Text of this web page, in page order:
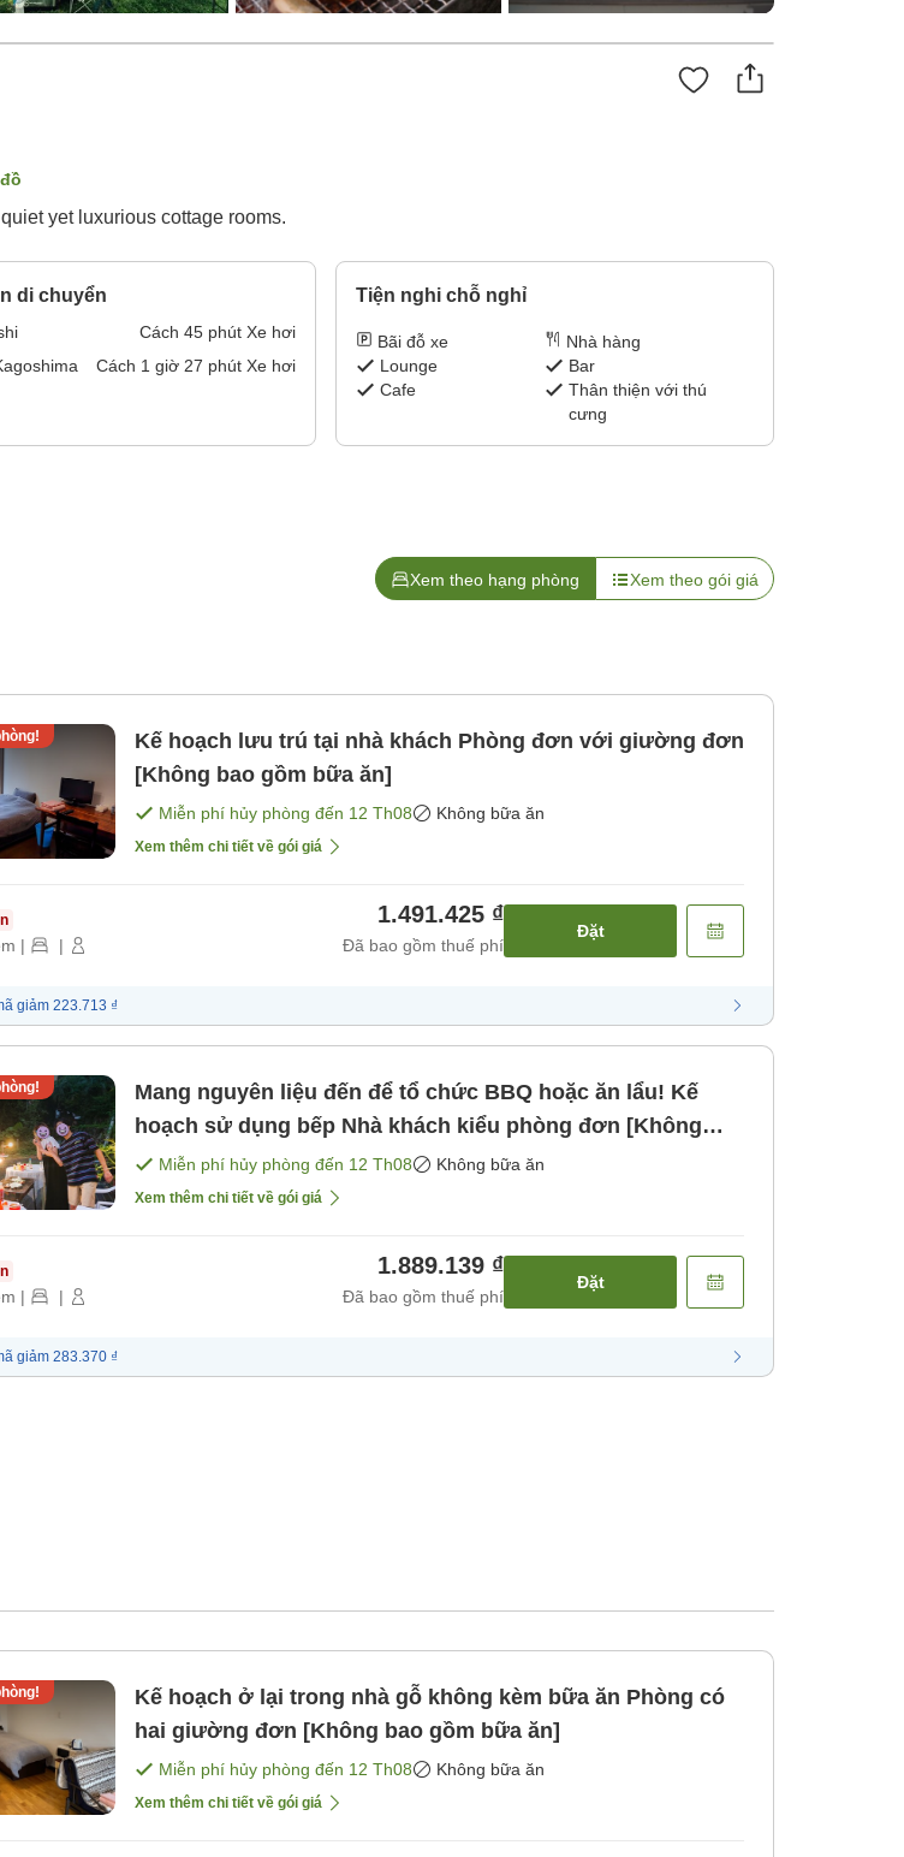
yet luxurious cottage rooms.
di chuyển
Cách 45phút Xe hơi
Cách 1 giờ 27 phút Xe hơi
Tiện nghi chỗ nghỉ
Bãi đỗ xe
Nhà hàng
Lounge
Bar
Cafe
Thân thiện với thú
cưng
Xem theo hạng phòng Xem theo gói giá
Kế hoạch lưu trú tại nhà khách Phòng đơn với giường đơn
[Không bao gồm bữa ăn]
Miễn phí hủy phòng đến 12 Th08 Không bữa ăn
Xem thêm chi tiết về gói giá
| |
1.491.425 ₫
Đã bao gồm thuế phí
Đặt
giảm 223.713 ₫
Mang nguyên liệu đến để tổ chức BBQ hoặc ăn lẩu! Kế
hoạch sử dụng bếp Nhà khách kiểu phòng đơn [Không
bao gồm bữa ăn]
Miễn phí hủy phòng đến 12 Th08 Không bữa ăn
Xem thêm chi tiết về gói giá
| |
1.889.139 ₫
Đã bao gồm thuế phí
Đặt
giảm 283.370 ₫
Kế hoạch ở lại trong nhà gỗ không kèm bữa ăn Phòng có
hai giường đơn [Không bao gồm bữa ăn]
Miễn phí hủy phòng đến 12 Th08 Không bữa ăn
Xem thêm chi tiết về gói giá